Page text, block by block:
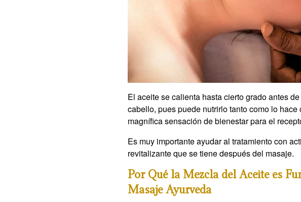
El aceite se calienta hasta cierto grado antes
cabello, pues puede nutrirlo tanto como lo
magnífica sensación de bienestar para el
Es muy importante ayudar al tratamiento con
revitalizante que se tiene después del masaje.
Por Qué la Mezcla del Aceite es
Masaje Ayurveda